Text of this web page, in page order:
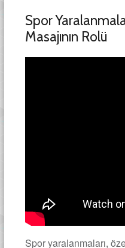
Spor
Masajının Rolü
Spor yaralanmaları,